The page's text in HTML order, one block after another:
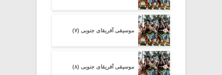
موسیقی آفریقای جنوبی (۷)
موسیقی آفریقای جنوبی (۸)